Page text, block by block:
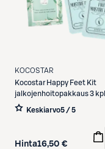
KOCOSTAR
Kocostar Happy Feet Kit
jalkojenhoitopakkaus 3 kpl
Keskiarvo5 / 5
Hinta16,50 €